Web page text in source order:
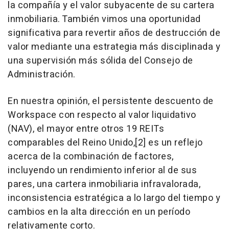
la compañía y el valor subyacente de su cartera
inmobiliaria. También vimos una oportunidad
significativa para revertir años de destrucción de
valor mediante una estrategia más disciplinada y
una supervisión más sólida del Consejo de
Administración.
En nuestra opinión, el persistente descuento de
Workspace con respecto al valor liquidativo
(NAV), el mayor entre otros 19 REITs
comparables del Reino Unido,[2] es un reflejo
acerca de la combinación de factores,
incluyendo un rendimiento inferior al de sus
pares, una cartera inmobiliaria infravalorada,
inconsistencia estratégica a lo largo del tiempo y
cambios en la alta dirección en un período
relativamente corto.